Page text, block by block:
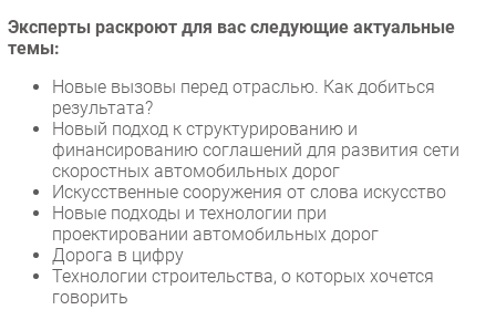
Оборудование
ПО
Outsourcing
Кадры
Регулирование
Финансы
Web
Безопасность
Инновации
CIO/Управление ИТ
Эксперты раскроют для вас следующие актуальные
темы:
Новые вызовы перед отраслью. Как добиться
результата?
Новый подход к структурированию и
финансированию соглашений для развития сети
скоростных автомобильных дорог
Искусственные сооружения от слова искусство
Новые подходы и технологии при
проектировании автомобильных дорог
Дорога в цифру
Технологии строительства, о которых хочется
говорить